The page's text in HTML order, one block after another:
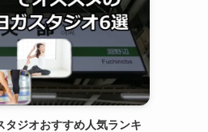
タジオおすすめ人気ランキ